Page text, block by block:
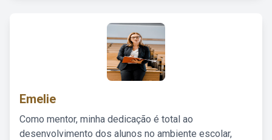
Emelie
Como mentor, minha dedicação é total ao
desenvolvimento dos alunos no ambiente escolar,